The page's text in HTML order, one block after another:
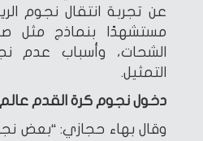
عن تجربة انتقال نجوم
مستشهدًا بنماذج مثل
الشحات، وأسباب
التمثيل.
دخول نجوم كرة القدم عالم
وقال بهاء حجازي: “بعض